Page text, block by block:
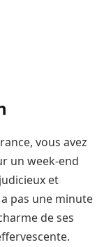
vous avez
un week-end
et
pas une minute
de ses